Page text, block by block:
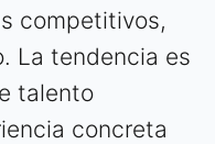
competitivos,
La tendencia es
talento
concreta